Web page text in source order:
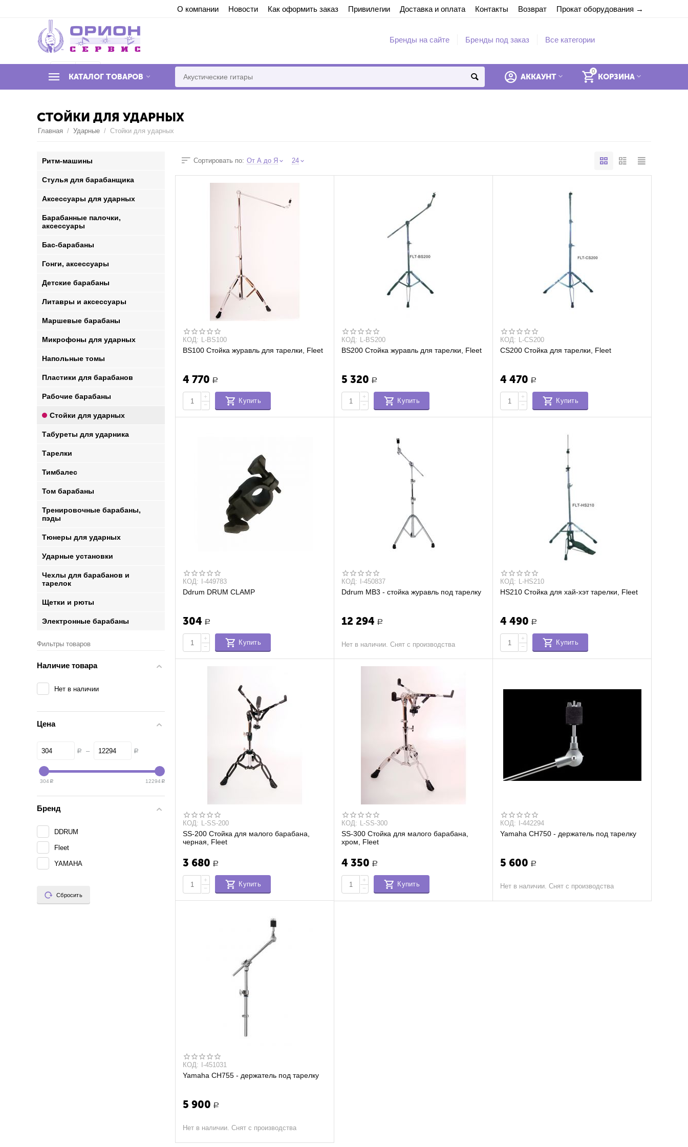
О компании Новости Как оформить заказ Привилегии Доставка и оплата Контакты Возврат Прокат оборудования
Бренды на сайте Бренды под заказ Все категории
Syntax error in template "778d12607e4bc461bb29ae430f82ae368cabbcef" on line 7 "{if $addons.call_requests.status == "A"}{call_request}{/if}" unknown tag "call_request"
КАТАЛОГ ТОВАРОВ
0
КОРЗИНА
АККАУНТ
СТОЙКИ ДЛЯ УДАРНЫХ
Главная / Ударные / Стойки для ударных
Сортировать по: От А до Я 24
КОД: L-BS100
BS100 Стойка журавль для тарелки, Fleet
4 770 Р
+
−
Купить
КОД: L-BS200
BS200 Стойка журавль для тарелки, Fleet
5 320 Р
+
−
Купить
КОД: L-CS200
CS200 Стойка для тарелки, Fleet
4 470 Р
+
−
Купить
КОД: I-449783
Ddrum DRUM CLAMP
304 Р
+
−
Купить
КОД: I-450837
Ddrum MB3 - стойка журавль под тарелку
12 294 Р
Нет в наличии. Снят с производства
КОД: L-HS210
HS210 Стойка для хай-хэт тарелки, Fleet
4 490 Р
+
−
Купить
КОД: L-SS-200
SS-200 Стойка для малого барабана,
черная, Fleet
3 680 Р
+
−
Купить
КОД: L-SS-300
SS-300 Стойка для малого барабана,
хром, Fleet
4 350 Р
+
−
Купить
КОД: I-442294
Yamaha CH750 - держатель под тарелку
5 600 Р
Нет в наличии. Снят с производства
КОД: I-451031
Yamaha CH755 - держатель под тарелку
5 900 Р
Нет в наличии. Снят с производства
Ритм-машины
Стулья для барабанщика
Аксессуары для ударных
Барабанные палочки,
аксессуары
Бас-барабаны
Гонги, аксессуары
Детские барабаны
Литавры и аксессуары
Маршевые барабаны
Микрофоны для ударных
Напольные томы
Пластики для барабанов
Рабочие барабаны
Стойки для ударных
Табуреты для ударника
Тарелки
Тимбалес
Том барабаны
Тренировочные барабаны,
пэды
Тюнеры для ударных
Ударные установки
Чехлы для барабанов и
тарелок
Щетки и рюты
Электронные барабаны
Фильтры товаров
Наличие товара
Нет в наличии
Цена
Р – Р
304 Р 12294 Р
Бренд
DDRUM
Fleet
YAMAHA
Сбросить